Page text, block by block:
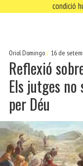
condició
Oriol Domingo 16 de
Reflexió
Els jutges
per Déu